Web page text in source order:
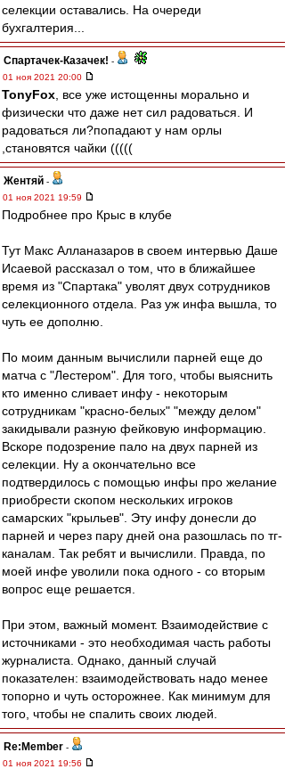
селекции оставались. На очереди
бухгалтерия...
Спартачек-Казачек! -
01 ноя 2021 20:00
TonyFox , все уже истощенны морально и
физически что даже нет сил радоваться. И
радоваться ли?попадают у нам орлы
,становятся чайки (((((
Жентяй -
01 ноя 2021 19:59
Подробнее про Крыс в клубе
Тут Макс Алланазаров в своем интервью Даше
Исаевой рассказал о том, что в ближайшее
время из "Спартака" уволят двух сотрудников
селекционного отдела. Раз уж инфа вышла, то
чуть ее дополню.
По моим данным вычислили парней еще до
матча с "Лестером". Для того, чтобы выяснить
кто именно сливает инфу - некоторым
сотрудникам "красно-белых" "между делом"
закидывали разную фейковую информацию.
Вскоре подозрение пало на двух парней из
селекции. Ну а окончательно все
подтвердилось с помощью инфы про желание
приобрести скопом нескольких игроков
самарских "крыльев". Эту инфу донесли до
парней и через пару дней она разошлась по тг-
каналам. Так ребят и вычислили. Правда, по
моей инфе уволили пока одного - со вторым
вопрос еще решается.
При этом, важный момент. Взаимодействие с
источниками - это необходимая часть работы
журналиста. Однако, данный случай
показателен: взаимодействовать надо менее
топорно и чуть осторожнее. Как минимум для
того, чтобы не спалить своих людей.
Re:Member -
01 ноя 2021 19:56